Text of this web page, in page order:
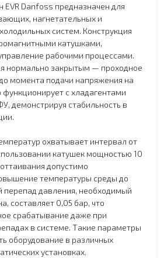
EVR Danfoss предназначен для
нагнетательных и
систем. Конструкция
катушками,
рабочими процессами.
нормально закрытым — проходное
момента подачи напряжения на
функционирует с хладагентами
демонстрируя стабильность в
охватывает интервал от
катушек мощностью 10
допустимо
температуры среды до
перепад давления, необходимый
составляет 0,05 бар, что
срабатывание даже при
в системе. Такие параметры
оборудование в различных
установках.